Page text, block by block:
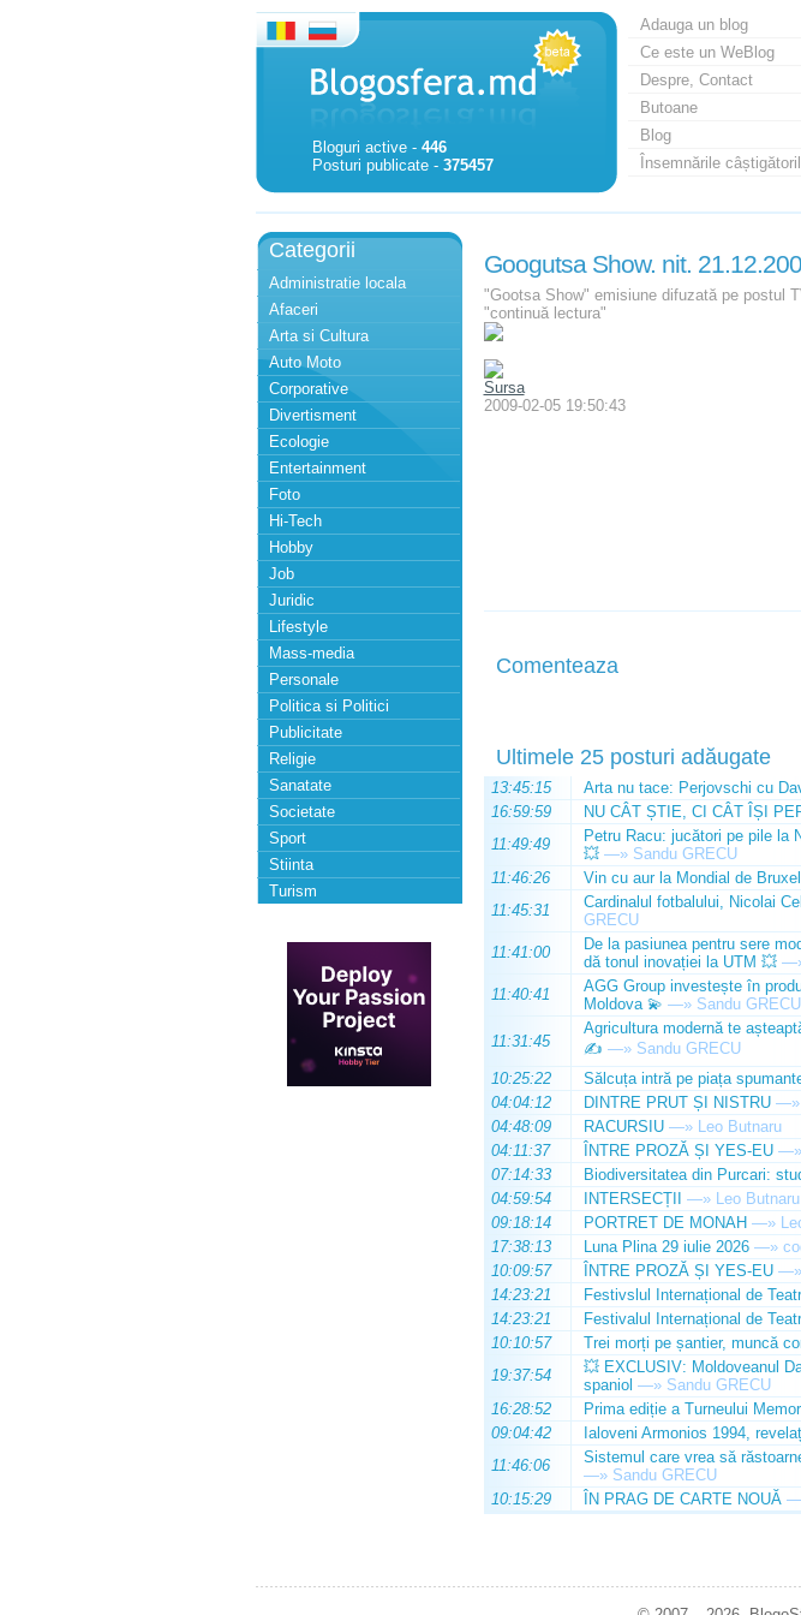
Bloguri active - 446
Posturi publicate - 375457
Adauga un blog
Ce este un WeBlog
Despre, Contact
Butoane
Blog
Însemnările
Categorii
Administratie locala
Afaceri
Arta si Cultura
Auto Moto
Corporative
Divertisment
Ecologie
Entertainment
Foto
Hi-Tech
Hobby
Job
Juridic
Lifestyle
Mass-media
Personale
Politica si Politici
Publicitate
Religie
Sanatate
Societate
Sport
Stiinta
Turism
Googutsa Show. nit.
"Gootsa Show" emisiune difuzată pe postul
"continuă lectura"
Sursa
2009-02-05 19:50:43
Comenteaza
Ultimele 25 posturi adăugate
13:45:15 Arta nu tace: Perjovschi cu
16:59:59
NU CÂT ȘTIE, CI CÂT ÎȘI
11:49:49
Petru Racu: jucători pe pile la
💥 —» Sandu GRECU
11:46:26
Vin cu aur la Mondial de
11:45:31
Cardinalul fotbalului, Nicolai
GRECU
11:41:00
De la pasiunea pentru sere
dă tonul inovației la UTM 💥
11:40:41
AGG Group investește în
Moldova 💫 —» Sandu GRECU
11:31:45
Agricultura modernă te
✍️ —» Sandu GRECU
10:25:22
Sălcuța intră pe piața
04:04:12
DINTRE PRUT ȘI NISTRU —»
04:48:09
RACURSIU —» Leo Butnaru
04:11:37
ÎNTRE PROZĂ ȘI YES-EU —»
07:14:33
Biodiversitatea din Purcari:
04:59:54
INTERSECȚII —» Leo Butnaru
09:18:14
PORTRET DE MONAH —»
17:38:13
Luna Plina 29 iulie 2026 —»
10:09:57
ÎNTRE PROZĂ ȘI YES-EU —»
14:23:21
Festivslul Internațional de
14:23:21
Festivalul Internațional de
10:10:57
Trei morți pe șantier, muncă
19:37:54
💥 EXCLUSIV: Moldoveanul
spaniol —» Sandu GRECU
16:28:52
Prima ediție a Turneului
09:04:42
Ialoveni Armonios 1994,
11:46:06
Sistemul care vrea să
—» Sandu GRECU
10:15:29
ÎN PRAG DE CARTE NOUĂ